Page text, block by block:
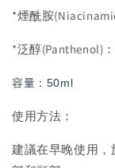
*煙酰胺
*泛醇(Panthenol)
容量：50ml
使用方法：
建議在早晚使用